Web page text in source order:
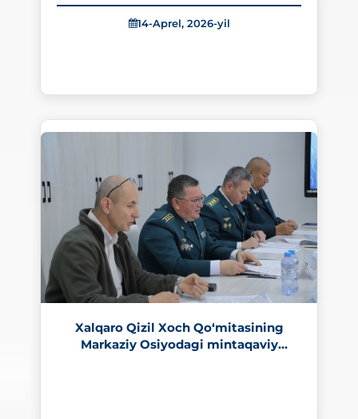
14-Aprel, 2026-yil
248
Xalqaro Qizil Xoch Qo‘mitasining
Markaziy Osiyodagi mintaqaviy